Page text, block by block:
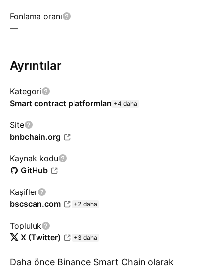
Fonlama oranı
—
Ayrıntılar
Kategori
Smart contract platformları +4 daha
Site
bnbchain.org
Kaynak kodu
GitHub
Kaşifler
bscscan.com
+2 daha
Topluluk
X (Twitter)
+3 daha
Daha önce Binance Smart Chain olarak